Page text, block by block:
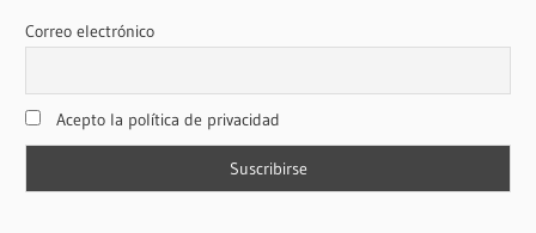
Correo electrónico
Acepto la política de privacidad